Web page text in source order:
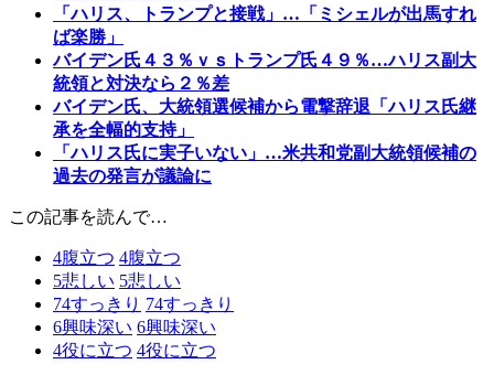
「ハリス、トランプと接戦」…「ミシェルが出馬すれ
ば楽勝」
バイデン氏４３％ｖｓトランプ氏４９％…ハリス副大
統領と対決なら２％差
バイデン氏、大統領選候補から電撃辞退「ハリス氏継
承を全幅的支持」
「ハリス氏に実子いない」…米共和党副大統領候補の
過去の発言が議論に
この記事を読んで…
4腹立つ 4腹立つ
5悲しい 5悲しい
74すっきり 74すっきり
6興味深い 6興味深い
4役に立つ 4役に立つ